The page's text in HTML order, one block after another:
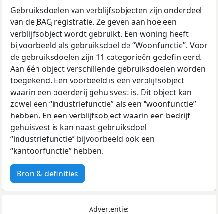
Gebruiksdoelen van verblijfsobjecten zijn onderdeel
van de BAG registratie. Ze geven aan hoe een
verblijfsobject wordt gebruikt. Een woning heeft
bijvoorbeeld als gebruiksdoel de “Woonfunctie”. Voor
de gebruiksdoelen zijn 11 categorieën gedefinieerd.
Aan één object verschillende gebruiksdoelen worden
toegekend. Een voorbeeld is een verblijfsobject
waarin een boerderij gehuisvest is. Dit object kan
zowel een “industriefunctie” als een “woonfunctie”
hebben. En een verblijfsobject waarin een bedrijf
gehuisvest is kan naast gebruiksdoel
“industriefunctie” bijvoorbeeld ook een
“kantoorfunctie” hebben.
Bron & definities
Advertentie: